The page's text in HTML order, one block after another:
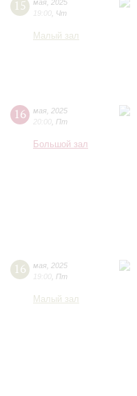
15 мая 2025
19:00 Чт
Малый зал
16 мая 2025
20:00 Пт
Большой зал
16 мая 2025
19:00 Пт
Малый зал